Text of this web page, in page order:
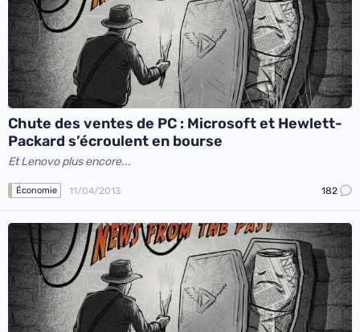
Chute des ventes de PC : Microsoft et Hewlett-
Packard s’écroulent en bourse
Et Lenovo plus encore...
Économie 11/04/2013 182